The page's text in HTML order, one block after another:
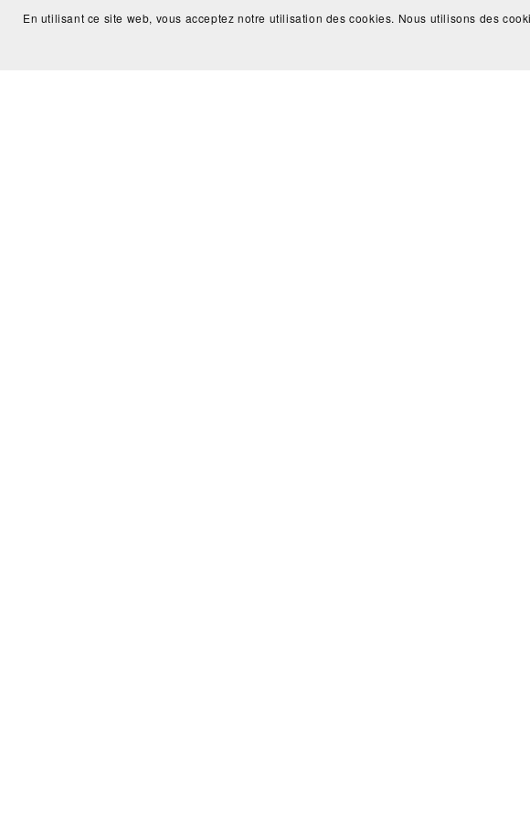
En utilisant ce site web, vous acceptez notre utilisation des cookies. Nous utilisons des